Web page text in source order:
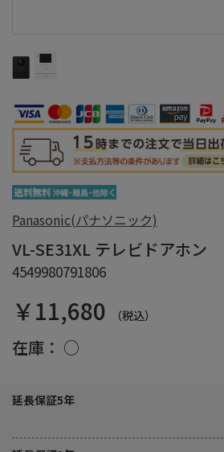
Panasonic(パナソニック)
VL-SE31XL テレビドアホン
4549980791806
￥11,680 （税込）
在庫： ○
延長保証5年